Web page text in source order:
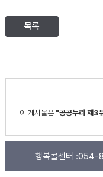
목록
이 게시물은 "공공누리 제3
행복콜센터 :054-